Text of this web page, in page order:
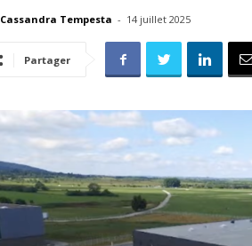
Cassandra Tempesta - 14 juillet 2025
Partager